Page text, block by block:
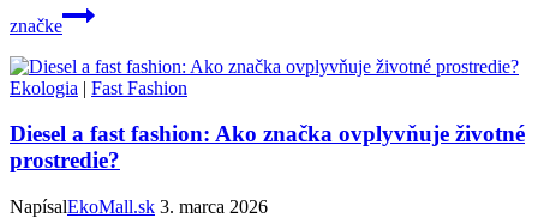
značke
Ekologia | Fast Fashion
Diesel a fast fashion: Ako značka ovplyvňuje životné
prostredie?
NapísalEkoMall.sk 3. marca 2026